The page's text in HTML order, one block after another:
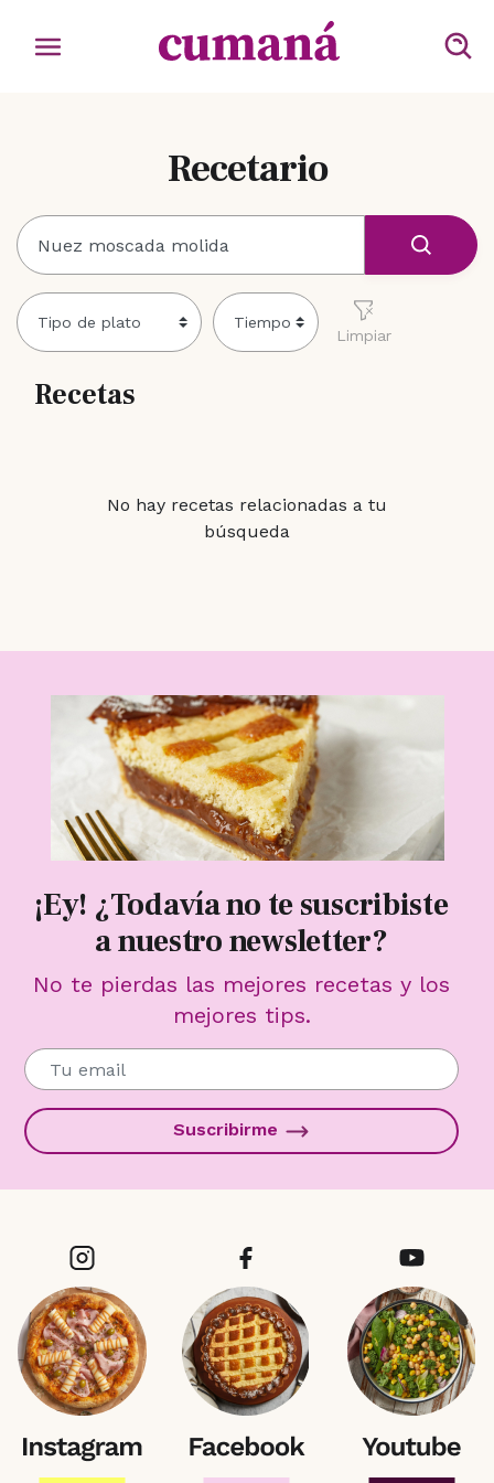
Recetario
Limpiar
Recetas
No hay recetas relacionadas a tu
búsqueda
¡Ey! ¿Todavía no te suscribiste
a nuestro newsletter?
No te pierdas las mejores recetas y los
mejores tips.
Suscribirme